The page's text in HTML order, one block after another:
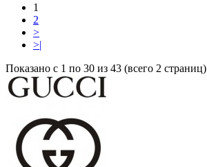
1
2
>
>|
Показано с 1 по 30 из 43 (всего 2 страниц)